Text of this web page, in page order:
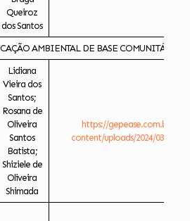
Queiroz
dos Santos
AMBIENTAL DE BASE COMUNITÁRIA
Lidiana
Vieira dos
Santos;
Rosana de
Oliveira
Santos
Batista;
Shiziele de
Oliveira
Shimada
https://gepease.com.br/
content/uploads/2024/03/